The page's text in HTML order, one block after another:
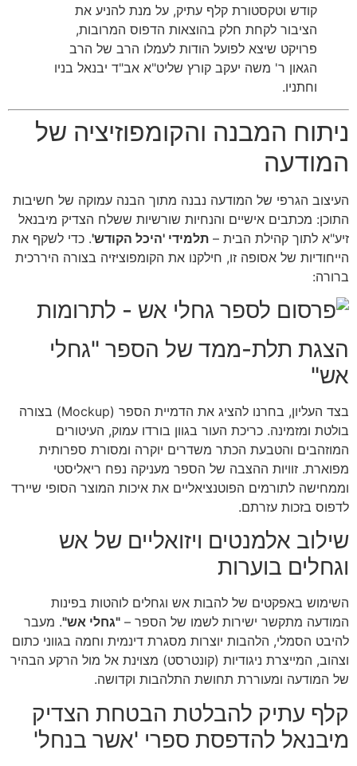
קודש וטקסטורת קלף עתיק, על מנת להניע את
הציבור לקחת חלק בהוצאות הדפוס המרובות,
פרויקט שיצא לפועל הודות לעמלו הרב של הרב
הגאון ר' משה יעקב קורץ שליט"א אב"ד יבנאל בניו
וחתניו.
ניתוח המבנה והקומפוזיציה של
המודעה
העיצוב הגרפי של המודעה נבנה מתוך הבנה עמוקה של חשיבות
התוכן: מכתבים אישיים והנחיות שורשיות ששלח הצדיק מיבנאל
זיע"א לתוך קהילת הבית – תלמידי 'היכל הקודש'. כדי לשקף את
הייחודיות של אסופה זו, חילקנו את הקומפוציזיה בצורה היררכית
ברורה:
הצגת תלת-ממד של הספר "גחלי
אש"
בצד העליון, בחרנו להציג את הדמיית הספר (Mockup) בצורה
בולטת ומזמינה. כריכת העור בגוון בורדו עמוק, העיטורים
המוזהבים והטבעת הכתר משדרים יוקרה ומסורת ספרותית
מפוארת. זוויות ההצבה של הספר מעניקה נפח ריאליסטי
וממחישה לתורמים הפוטנציאליים את איכות המוצר הסופי שיירד
לדפוס בזכות עזרתם.
שילוב אלמנטים ויזואליים של אש
וגחלים בוערות
השימוש באפקטים של להבות אש וגחלים לוהטות בפינות
המודעה מתקשר ישירות לשמו של הספר – "גחלי אש". מעבר
להיבט הסמלי, הלהבות יוצרות מסגרת דינמית וחמה בגווני כתום
וצהוב, המייצרת ניגודיות (קונטרסט) מצוינת אל מול הרקע הבהיר
של המודעה ומעוררת תחושת התלהבות וקדושה.
קלף עתיק להבלטת הבטחת הצדיק
מיבנאל להדפסת ספרי 'אשר בנחל'